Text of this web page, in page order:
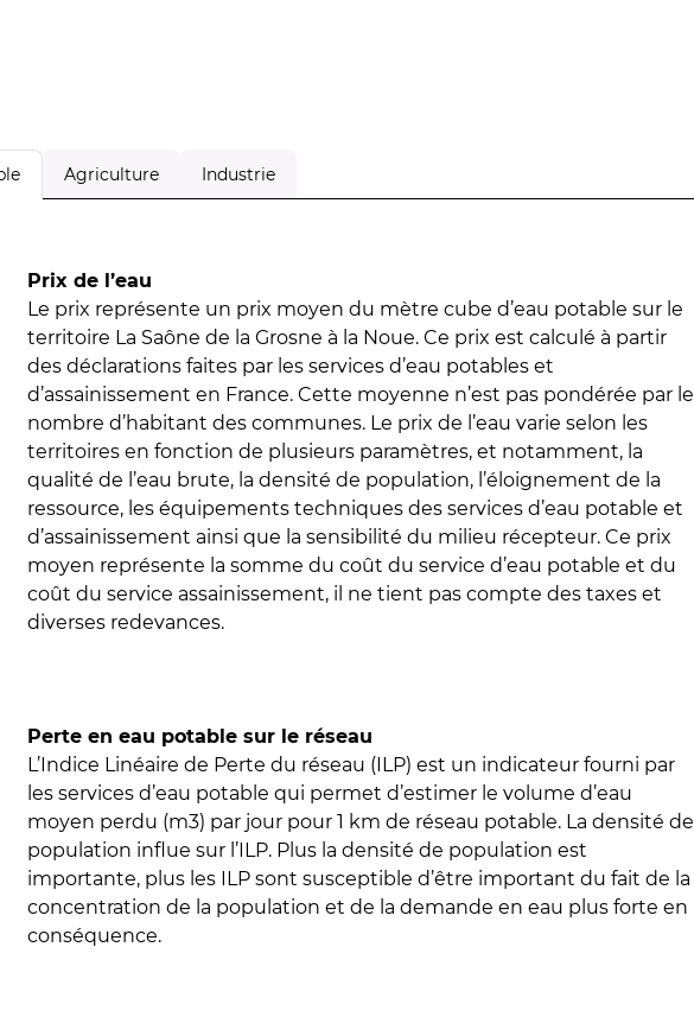
Agriculture Industrie
Prix de l’eau
Le prix représente un prix moyen du mètre cube d’eau potable sur le
territoire La Saône de la Grosne à la Noue. Ce prix est calculé à partir
des déclarations faites par les services d’eau potables et
d’assainissement en France. Cette moyenne n’est pas pondérée par le
nombre d’habitant des communes. Le prix de l’eau varie selon les
territoires en fonction de plusieurs paramètres, et notamment, la
qualité de l’eau brute, la densité de population, l’éloignement de la
ressource, les équipements techniques des services d’eau potable et
d’assainissement ainsi que la sensibilité du milieu récepteur. Ce prix
moyen représente la somme du coût du service d’eau potable et du
coût du service assainissement, il ne tient pas compte des taxes et
diverses redevances.
Perte en eau potable sur le réseau
L’Indice Linéaire de Perte du réseau (ILP) est un indicateur fourni par
les services d’eau potable qui permet d’estimer le volume d’eau
moyen perdu (m3) par jour pour 1 km de réseau potable. La densité de
population influe sur l’ILP. Plus la densité de population est
importante, plus les ILP sont susceptible d’être important du fait de la
concentration de la population et de la demande en eau plus forte en
conséquence.